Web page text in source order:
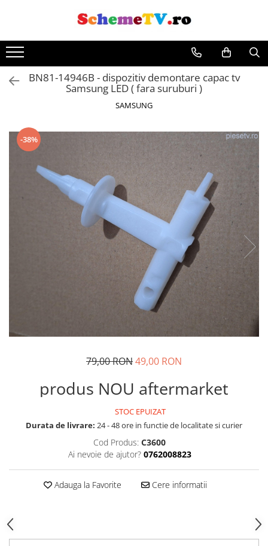
BN81-14946B - dispozitiv demontare capac tv
Samsung LED ( fara suruburi )
SAMSUNG
-38%
79,00 RON49,00 RON
produs NOU aftermarket
STOC EPUIZAT
Durata de livrare: 24 - 48 ore in functie de localitate si curier
Cod Produs: C3600
Ai nevoie de ajutor? 0762008823
Adauga la Favorite Cere informatii